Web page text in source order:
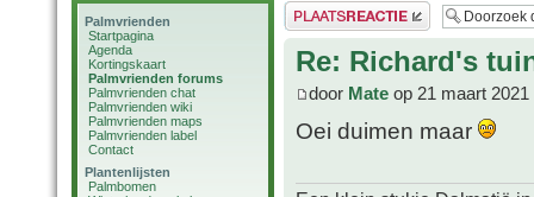
Palmvrienden
Startpagina
Agenda
Kortingskaart
Palmvrienden forums
Palmvrienden chat
Palmvrienden wiki
Palmvrienden maps
Palmvrienden label
Contact
Plantenlijsten
Palmbomen
Plaats een reactie
Re: Richard's
door Mate op 21 maart 2021
Oei duimen maar